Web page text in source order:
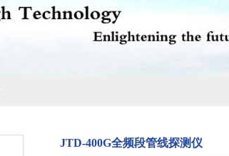
JTD-400G全频段管线探测仪